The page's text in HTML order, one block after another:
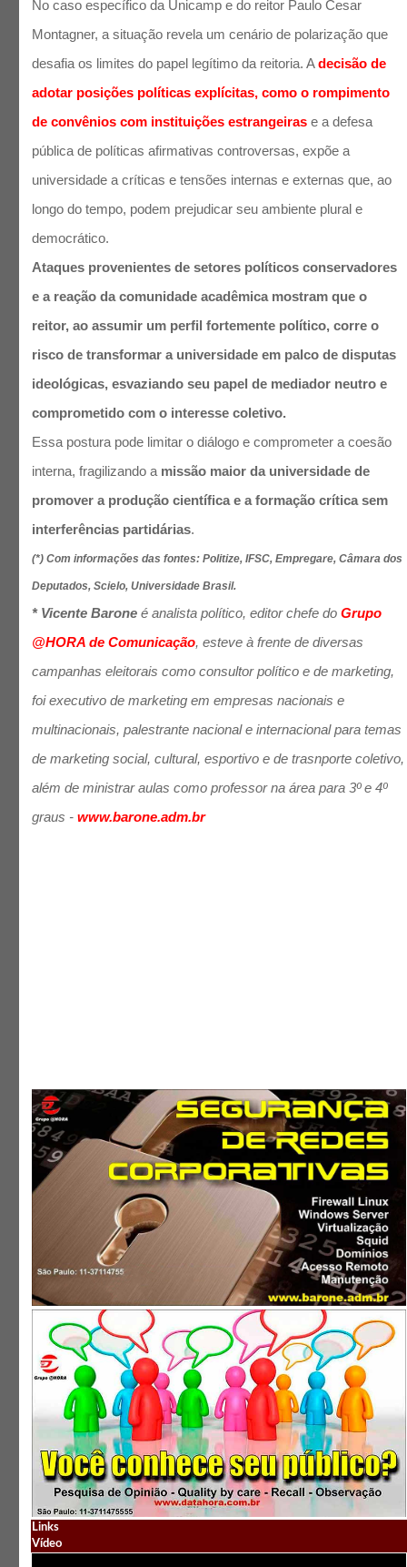
No caso específico da Unicamp e do reitor Paulo Cesar
Montagner, a situação revela um cenário de polarização que
desafia os limites do papel legítimo da reitoria. Adecisão de
adotar posições políticas explícitas, como o rompimento
de convênios com instituições estrangeirase a defesa
pública de políticas afirmativas controversas, expõe a
universidade a críticas e tensões internas e externas que, ao
longo do tempo, podem prejudicar seu ambiente plural e
democrático.
Ataques provenientes de setores políticos conservadores
e a reação da comunidade acadêmica mostram que o
reitor, ao assumir um perfil fortemente político, corre o
risco de transformar a universidade em palco de disputas
ideológicas, esvaziando seu papel de mediador neutro e
comprometido com o interesse coletivo.
Essa postura pode limitar o diálogo e comprometer a coesão
interna, fragilizando a missão maior da universidade de
promover a produção científica e a formação crítica sem
interferências partidárias.
(*) Com informações das fontes: Politize, IFSC, Empregare, Câmara dos
Deputados, Scielo, Universidade Brasil.
* Vicente Barone é analista político, editor chefe doGrupo
@HORA de Comunicação, esteve à frente de diversas
campanhas eleitorais como consultor político e de marketing,
foi executivo de marketing em empresas nacionais e
multinacionais, palestrante nacional e internacional para temas
de marketing social, cultural, esportivo e de trasnporte coletivo,
além de ministrar aulas como professor na área para 3º e 4º
graus -www.barone.adm.br
Links
Vídeo